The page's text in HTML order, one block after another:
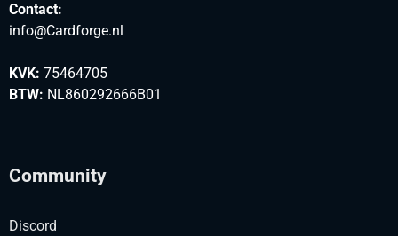
Contact:
info@Cardforge.nl
KVK: 75464705
BTW: NL860292666B01
Community
Discord